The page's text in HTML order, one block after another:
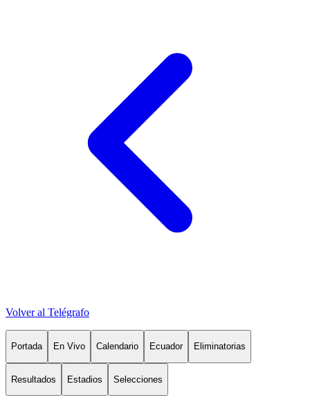
Volver al Telégrafo
Portada En Vivo Calendario Ecuador Eliminatorias
Resultados Estadios Selecciones